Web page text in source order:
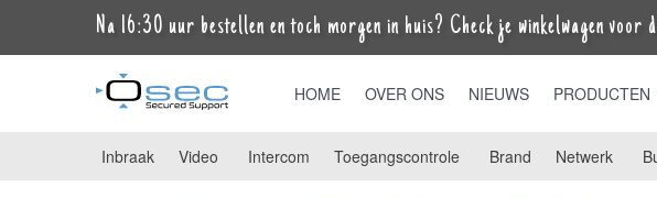
Na 16:30 uur bestellen en toch morgen in huis? Check je winkelwagen voor
HOME OVER ONS NIEUWS PRODUCTEN
Inbraak Video Intercom Toegangscontrole Brand Netwerk